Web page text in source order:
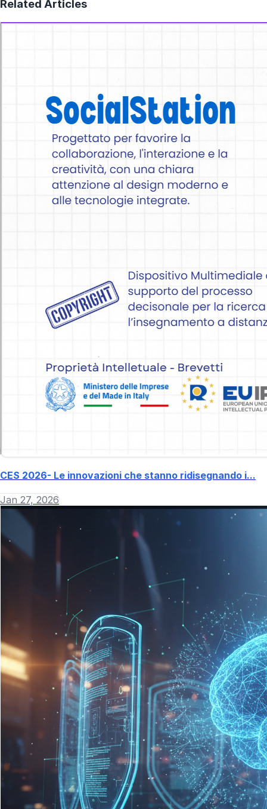
Related Articles
CES 2026- Le innovazioni che stanno ridisegnando i...
Jan 27, 2026